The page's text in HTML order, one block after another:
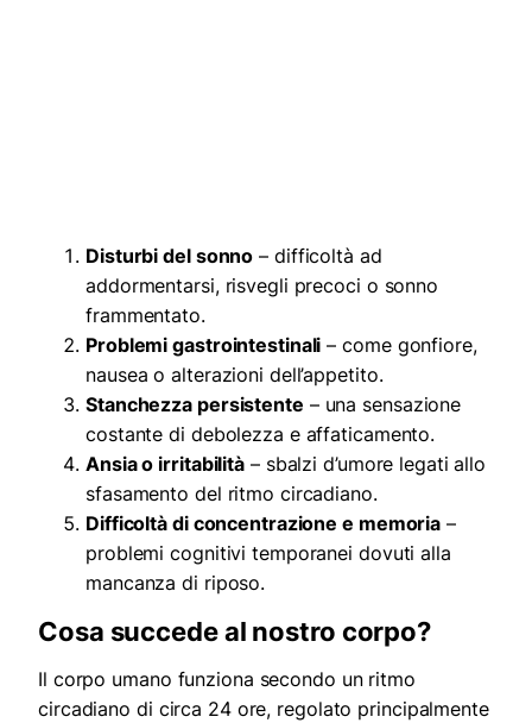
Disturbi del sonno – difficoltà ad
addormentarsi, risvegli precoci o sonno
frammentato.
Problemi gastrointestinali – come gonfiore,
nausea o alterazioni dell’appetito.
Stanchezza persistente – una sensazione
costante di debolezza e affaticamento.
Ansia o irritabilità – sbalzi d’umore legati allo
sfasamento del ritmo circadiano.
Difficoltà di concentrazione e memoria –
problemi cognitivi temporanei dovuti alla
mancanza di riposo.
Cosa succede al nostro corpo?
Il corpo umano funziona secondo un ritmo
circadiano di circa 24 ore, regolato principalmente